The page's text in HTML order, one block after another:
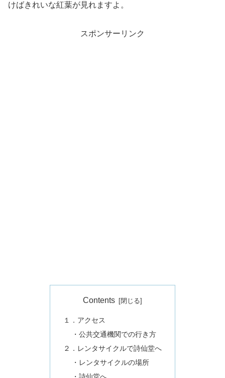
けばきれいな紅葉が見れますよ。
スポンサーリンク
Contents
１．アクセス
・公共交通機関での行き方
２．レンタサイクルで詩仙堂へ
・レンタサイクルの場所
・詩仙堂へ